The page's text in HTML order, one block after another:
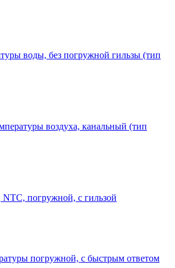
воды, без погружной гильзы (тип
воздуха, канальный (тип
погружной, с гильзой
погружной, c быстрым ответом